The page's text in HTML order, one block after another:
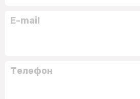
E-mail
Телефон